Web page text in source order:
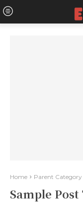
Home Parent Category
Sample